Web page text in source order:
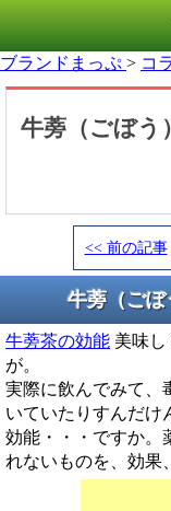
ブランドまっぷ > コ
牛蒡（ごぼう
<< 前の記事
牛蒡（ご
牛蒡茶の効能 美味
が。
実際に飲んでみて、
いていたりすんだけ
効能・・・ですか。
れないものを、効果